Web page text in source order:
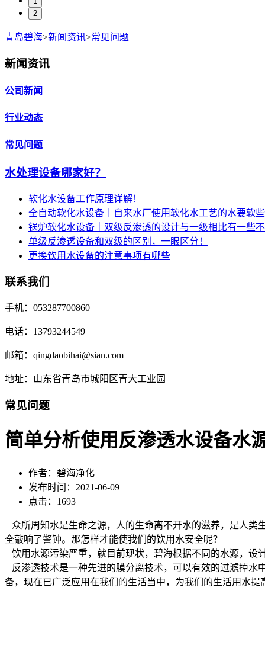
2
青岛碧海>新闻资讯>常见问题
新闻资讯
公司新闻
行业动态
常见问题
水处理设备哪家好？
软化水设备工作原理详解！
全自动软化水设备｜自来水厂使用软化水工艺的水要软些
锅炉软化水设备｜双级反渗透的设计与一级相比有一些
单级反渗透设备和双级的区别，一眼区分！
更换饮用水设备的注意事项有哪些
联系我们
手机：053287700860
电话：13793244549
邮箱：qingdaobihai@sian.com
地址：山东省青岛市城阳区青大工业园
常见问题
简单分析使用反渗透水设备水
作者：碧海净化
发布时间：2021-06-09
点击：1693
众所周知水是生命之源，人的生命离不开水的滋养，是人类
全敲响了警钟。那怎样才能使我们的饮用水安全呢？
饮用水源污染严重，就目前现状，碧海根据不同的水源，设
反渗透技术是一种先进的膜分离技术，可以有效的过滤掉水
备，现在已广泛应用在我们的生活当中，为我们的生活用水提